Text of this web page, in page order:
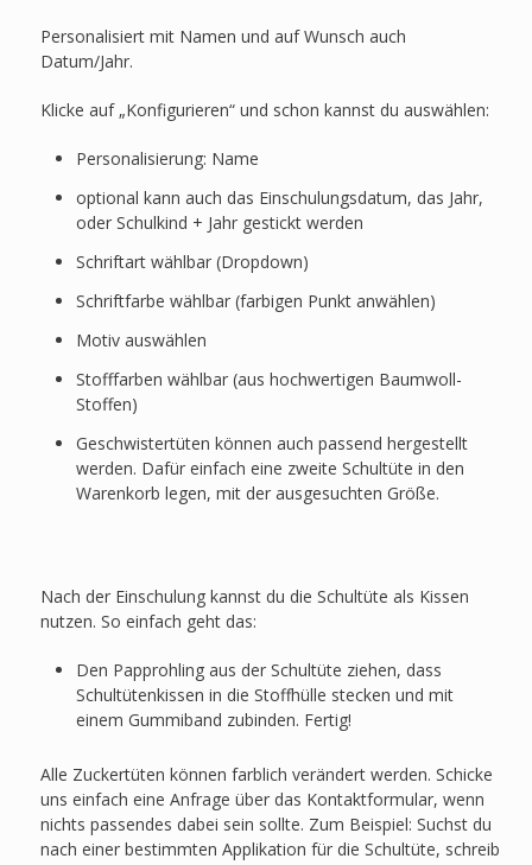
Personalisiert mit Namen und auf Wunsch auch
Datum/Jahr.
Klicke auf „Konfigurieren“ und schon kannst du auswählen:
Personalisierung: Name
optional kann auch das Einschulungsdatum, das Jahr,
oder Schulkind + Jahr gestickt werden
Schriftart wählbar (Dropdown)
Schriftfarbe wählbar (farbigen Punkt anwählen)
Motiv auswählen
Stofffarben wählbar (aus hochwertigen Baumwoll-
Stoffen)
Geschwistertüten können auch passend hergestellt
werden. Dafür einfach eine zweite Schultüte in den
Warenkorb legen, mit der ausgesuchten Größe.
Nach der Einschulung kannst du die Schultüte als Kissen
nutzen. So einfach geht das:
Den Papprohling aus der Schultüte ziehen, dass
Schultütenkissen in die Stoffhülle stecken und mit
einem Gummiband zubinden. Fertig!
Alle Zuckertüten können farblich verändert werden. Schicke
uns einfach eine Anfrage über das Kontaktformular, wenn
nichts passendes dabei sein sollte. Zum Beispiel: Suchst du
nach einer bestimmten Applikation für die Schultüte, schreib